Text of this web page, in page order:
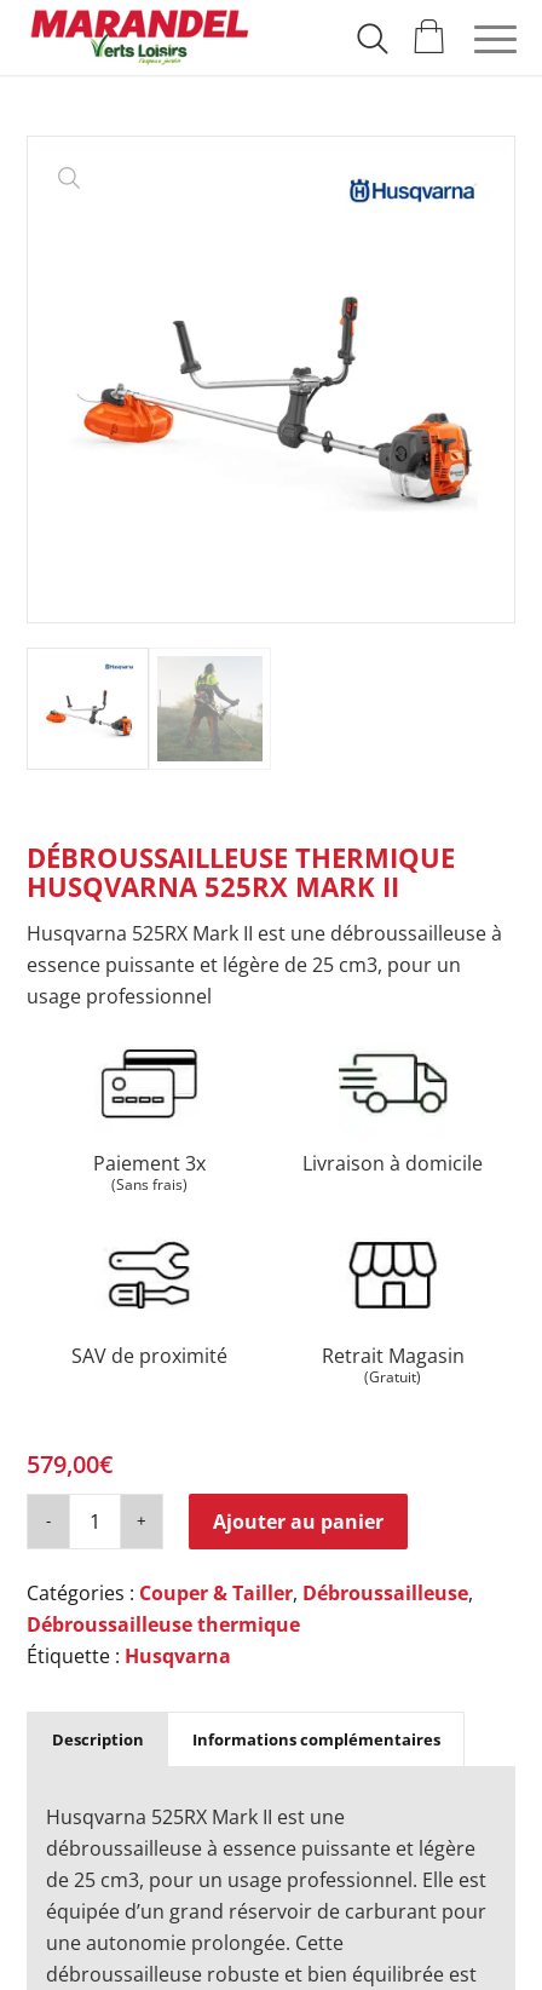
DÉBROUSSAILLEUSE THERMIQUE
HUSQVARNA 525RX MARK II
Husqvarna 525RX Mark II est une débroussailleuse à
essence puissante et légère de 25 cm3, pour un
usage professionnel
Paiement 3x
(Sans frais)
Livraison à domicile
SAV de proximité Retrait Magasin
(Gratuit)
579,00€
Ajouter au panier
Catégories : Couper & Tailler, Débroussailleuse,
Débroussailleuse thermique
Étiquette : Husqvarna
Description Informations complémentaires
Husqvarna 525RX Mark II est une
débroussailleuse à essence puissante et légère
de 25 cm3, pour un usage professionnel. Elle est
équipée d’un grand réservoir de carburant pour
une autonomie prolongée. Cette
débroussailleuse robuste et bien équilibrée est